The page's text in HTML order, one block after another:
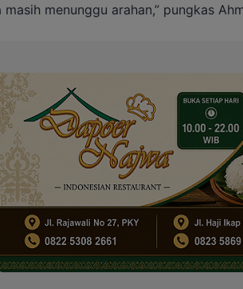
masih menunggu arahan,” pungkas